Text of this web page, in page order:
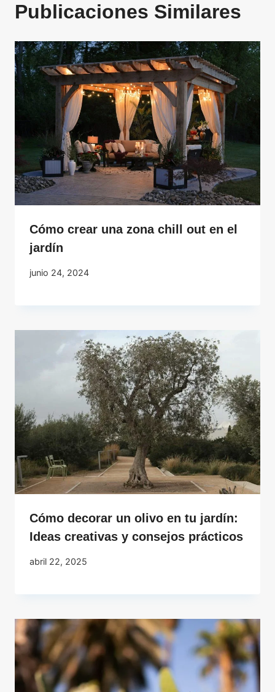
Publicaciones Similares
Cómo crear una zona chill out en el
jardín
junio 24, 2024
Cómo decorar un olivo en tu jardín:
Ideas creativas y consejos prácticos
abril 22, 2025